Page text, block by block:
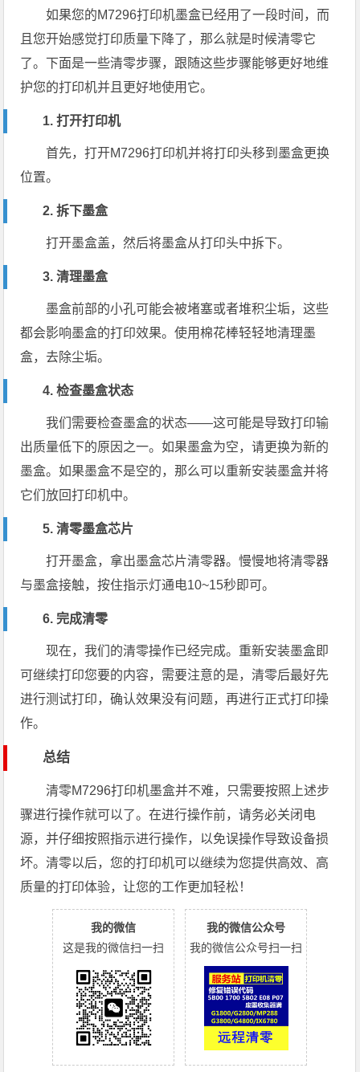
如果您的M7296打印机墨盒已经用了一段时间，而
且您开始感觉打印质量下降了，那么就是时候清零它
了。下面是一些清零步骤，跟随这些步骤能够更好地维
护您的打印机并且更好地使用它。
1. 打开打印机
首先，打开M7296打印机并将打印头移到墨盒更换
位置。
2. 拆下墨盒
打开墨盒盖，然后将墨盒从打印头中拆下。
3. 清理墨盒
墨盒前部的小孔可能会被堵塞或者堆积尘垢，这些
都会影响墨盒的打印效果。使用棉花棒轻轻地清理墨
盒，去除尘垢。
4. 检查墨盒状态
我们需要检查墨盒的状态——这可能是导致打印输
出质量低下的原因之一。如果墨盒为空，请更换为新的
墨盒。如果墨盒不是空的，那么可以重新安装墨盒并将
它们放回打印机中。
5. 清零墨盒芯片
打开墨盒，拿出墨盒芯片清零器。慢慢地将清零器
与墨盒接触，按住指示灯通电10~15秒即可。
6. 完成清零
现在，我们的清零操作已经完成。重新安装墨盒即
可继续打印您要的内容，需要注意的是，清零后最好先
进行测试打印，确认效果没有问题，再进行正式打印操
作。
总结
清零M7296打印机墨盒并不难，只需要按照上述步
骤进行操作就可以了。在进行操作前，请务必关闭电
源，并仔细按照指示进行操作，以免误操作导致设备损
坏。清零以后，您的打印机可以继续为您提供高效、高
质量的打印体验，让您的工作更加轻松！
我的微信
这是我的微信扫一扫
我的微信公众号
我的微信公众号扫一扫